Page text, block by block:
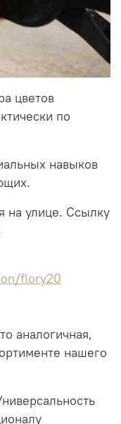
цветов
по
навыков
на улице. Ссылку
flory20
аналогичная,
нашего